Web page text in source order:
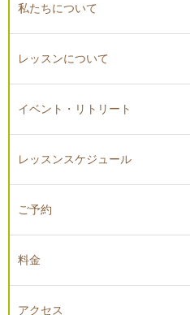
私たちについて
レッスンについて
イベント・リトリート
レッスンスケジュール
ご予約
料金
アクセス